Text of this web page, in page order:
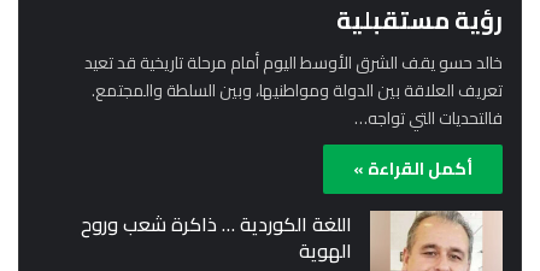
رؤية مستقبلية
خالد حسو يقف الشرق الأوسط اليوم أمام مرحلة تاريخية قد تعيد
تعريف العلاقة بين الدولة ومواطنيها، وبين السلطة والمجتمع.
فالتحديات التي تواجه…
أكمل القراءة »
اللغة الكوردية … ذاكرة شعب وروح
الهوية